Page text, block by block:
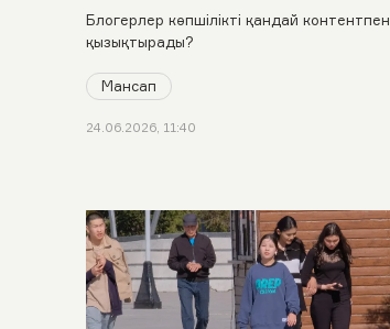
Блогерлер көпшілікті қандай контентпен
қызықтырады?
Мансап
24.06.2026, 11:40